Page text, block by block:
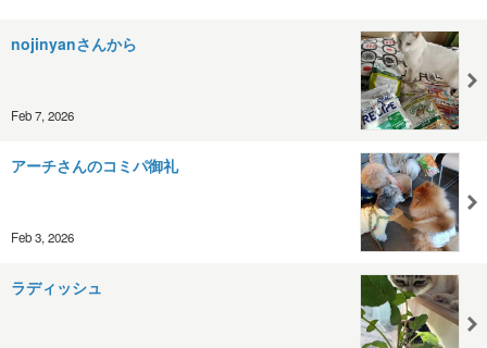
nojinyanさんから
Feb 7, 2026
アーチさんのコミパ御礼
Feb 3, 2026
ラディッシュ